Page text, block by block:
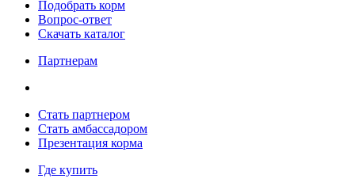
Подобрать корм
Вопрос-ответ
Скачать каталог
Партнерам
Стать партнером
Стать амбассадором
Презентация корма
Где купить